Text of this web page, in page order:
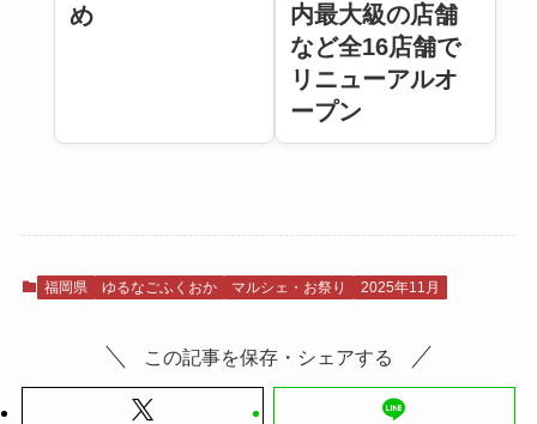
め
内最大級の店舗
など全16店舗で
リニューアルオ
ープン
福岡県 ゆるなごふくおか マルシェ・お祭り 2025年11月
この記事を保存・シェアする